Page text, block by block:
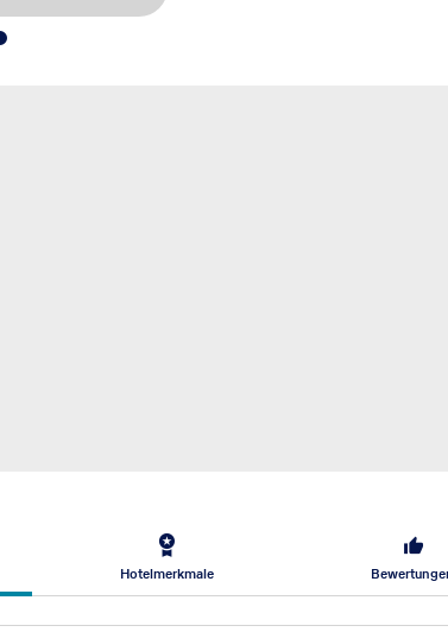
Hotelmerkmale